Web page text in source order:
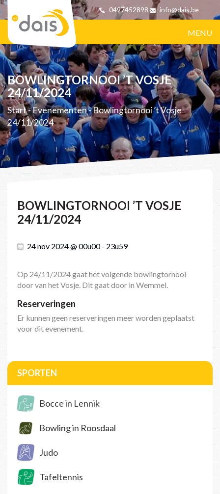
0497452898 info@dais.be
MENU
BOWLINGTORNOOI ’T VOSJE
24/11/2024
Start-Evenementen-Bowlingtornooi ’t Vosje
24/11/2024
BOWLINGTORNOOI ’T VOSJE
24/11/2024
24 nov 2024 @ 00u00 - 23u59
Op 24/11/2024 gaat het volgende bowlingtornooi
door van het Vosje. Dit gaat door in Wemmel.
Reserveringen
Er kunnen geen reserveringen meer worden geplaatst
voor dit evenement.
SPORTEN
Bocce in Lennik
Bowling in Roosdaal
Judo
Tafeltennis